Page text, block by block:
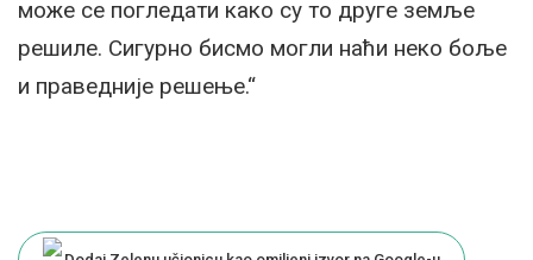
може се погледати како су то друге земље
решиле. Сигурно бисмо могли наћи неко боље
и праведније решење.“